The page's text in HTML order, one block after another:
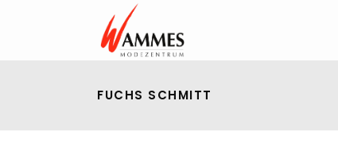
FUCHS SCHMITT